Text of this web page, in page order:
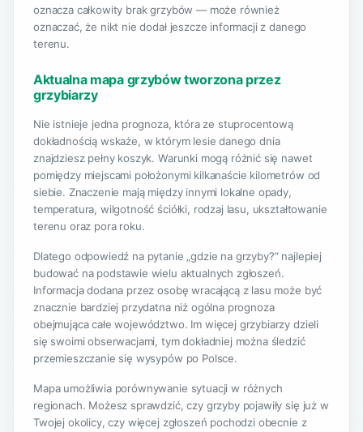
oznacza całkowity brak grzybów — może również
oznaczać, że nikt nie dodał jeszcze informacji z danego
terenu.
Aktualna mapa grzybów tworzona przez
grzybiarzy
Nie istnieje jedna prognoza, która ze stuprocentową
dokładnością wskaże, w którym lesie danego dnia
znajdziesz pełny koszyk. Warunki mogą różnić się nawet
pomiędzy miejscami położonymi kilkanaście kilometrów od
siebie. Znaczenie mają między innymi lokalne opady,
temperatura, wilgotność ściółki, rodzaj lasu, ukształtowanie
terenu oraz pora roku.
Dlatego odpowiedź na pytanie „gdzie na grzyby?” najlepiej
budować na podstawie wielu aktualnych zgłoszeń.
Informacja dodana przez osobę wracającą z lasu może być
znacznie bardziej przydatna niż ogólna prognoza
obejmująca całe województwo. Im więcej grzybiarzy dzieli
się swoimi obserwacjami, tym dokładniej można śledzić
przemieszczanie się wysypów po Polsce.
Mapa umożliwia porównywanie sytuacji w różnych
regionach. Możesz sprawdzić, czy grzyby pojawiły się już w
Twojej okolicy, czy więcej zgłoszeń pochodzi obecnie z